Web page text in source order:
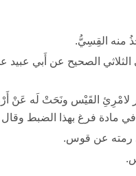
منه القِسِيُّ.
الصحيح عن أَبي
في مادة فرغ بهذا الضبط
رمته عن قوس.